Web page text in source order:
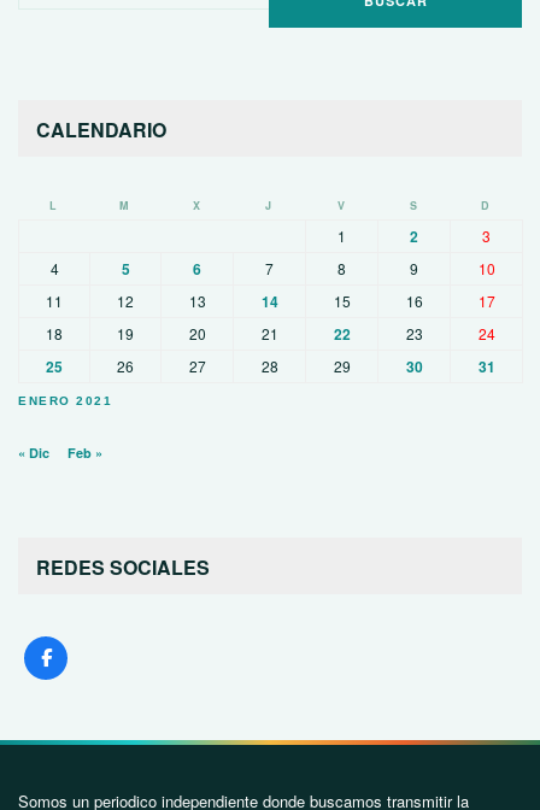
CALENDARIO
ENERO 2021
L M X J V S D
1 2
3
4
5 6 7 8 9
10
11
12 13 14 15 16
17
18
19 20 21 22 23 24
25 26 27 28 29 30 31
« Dic Feb »
REDES SOCIALES
Somos un periodico independiente donde buscamos transmitir la